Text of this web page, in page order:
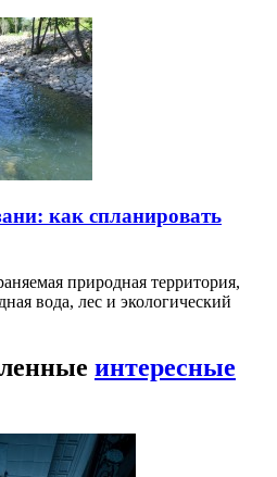
как спланировать
природная территория,
вода, лес и экологический
интересные